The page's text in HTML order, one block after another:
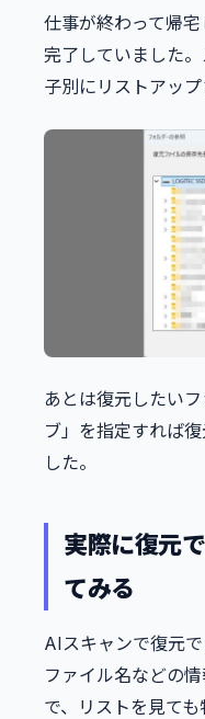
仕事が終わって帰
完了していました
子別にリストアッ
あとは復元したい
ブ」を指定すれば
した。
実際に復元
てみる
AIスキャンで復元
ファイル名などの
で、リストを見ても